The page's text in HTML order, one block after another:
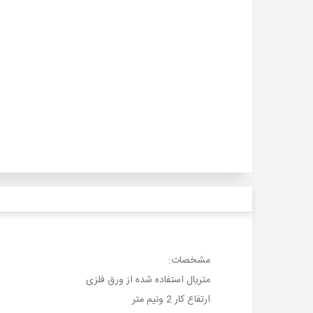
مشخصات:
متریال استفاده شده از ورق فلزی
ارتفاع کار 2 ونیم متر